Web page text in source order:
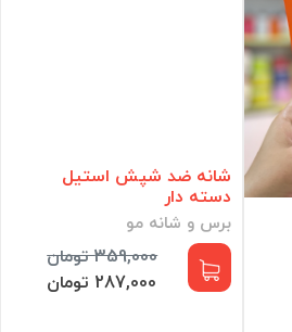
شانه ضد شپش استیل
دسته دار
برس و شانه مو
359,000 تومان
287,000 تومان